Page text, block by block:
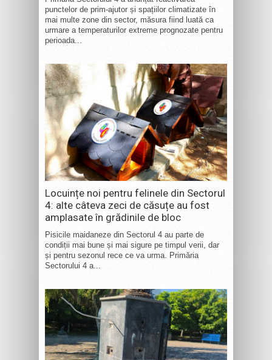
punctelor de prim-ajutor și spațiilor climatizate în
mai multe zone din sector, măsura fiind luată ca
urmare a temperaturilor extreme prognozate pentru
perioada...
Locuințe noi pentru felinele din Sectorul
4: alte câteva zeci de căsuțe au fost
amplasate în grădinile de bloc
Pisicile maidaneze din Sectorul 4 au parte de
condiții mai bune și mai sigure pe timpul verii, dar
și pentru sezonul rece ce va urma. Primăria
Sectorului 4 a...